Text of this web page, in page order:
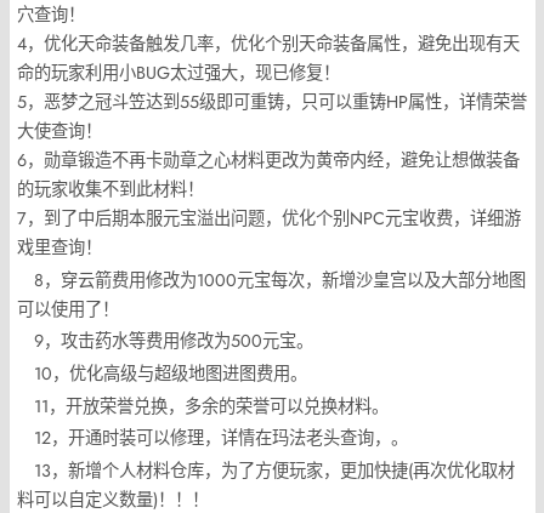
穴查询！
4，优化天命装备触发几率，优化个别天命装备属性，避免出现有天
命的玩家利用小BUG太过强大，现已修复！
5，恶梦之冠斗笠达到55级即可重铸，只可以重铸HP属性，详情荣誉
大使查询！
6，勋章锻造不再卡勋章之心材料更改为黄帝内经，避免让想做装备
的玩家收集不到此材料！
7，到了中后期本服元宝溢出问题，优化个别NPC元宝收费，详细游
戏里查询！
8，穿云箭费用修改为1000元宝每次，新增沙皇宫以及大部分地图
可以使用了！
9，攻击药水等费用修改为500元宝。
10，优化高级与超级地图进图费用。
11，开放荣誉兑换，多余的荣誉可以兑换材料。
12，开通时装可以修理，详情在玛法老头查询，。
13，新增个人材料仓库，为了方便玩家，更加快捷(再次优化取材
料可以自定义数量)！！！